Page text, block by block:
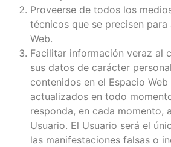
Proveerse de todos los
técnicos que se precisen
Web.
Facilitar información veraz al
sus datos de carácter
contenidos en el Espacio
actualizados en todo
responda, en cada momento,
Usuario. El Usuario será el
las manifestaciones falsas o